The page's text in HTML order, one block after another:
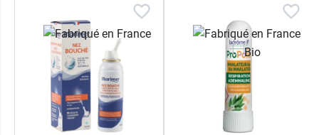
Nous vous proposons également desgalets à
parfumer Comptoir Aroma
pour diffuser des
huiles essentielles dans votre intérieur.